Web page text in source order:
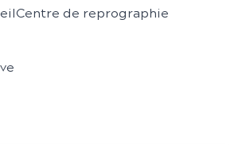
de reprographie​